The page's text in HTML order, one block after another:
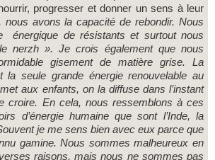
progresser et donner un sens à leur
nous avons la capacité de rebondir. Nous
énergique de résistants et surtout nous
nerzh ». Je crois également que nous
gisement de matière grise. La
la seule grande énergie renouvelable au
aux enfants, on la diffuse dans l’instant
croire. En cela, nous ressemblons à ces
d’énergie humaine que sont l’Inde, la
je me sens bien avec eux parce que
gamine. Nous sommes malheureux en
raisons, mais nous ne sommes pas